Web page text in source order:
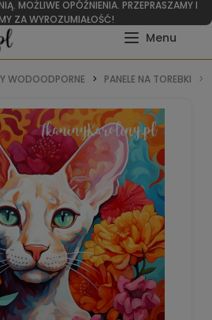
MOŻLIWE OPÓŹNIENIA. PRZEPRASZAMY I
ZA WYROZUMIAŁOŚĆ!
WODOODPORNE PANELE NA TOREBKI